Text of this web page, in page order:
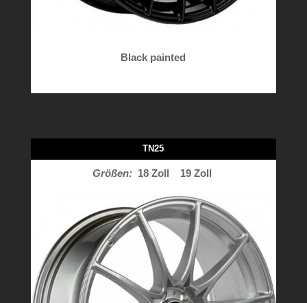
Black painted
TN25
Größen: 18 Zoll 19 Zoll